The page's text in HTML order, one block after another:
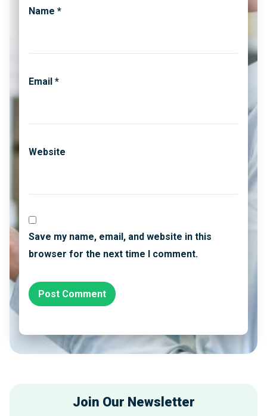
Name *
Email *
Website
Save my name, email, and website in this
browser for the next time I comment.
Join Our Newsletter